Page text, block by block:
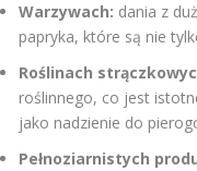
Warzywach: dania z
papryka, które są nie
Roślinach
roślinnego, co jest
jako nadzienie do
Pełnoziarnistych